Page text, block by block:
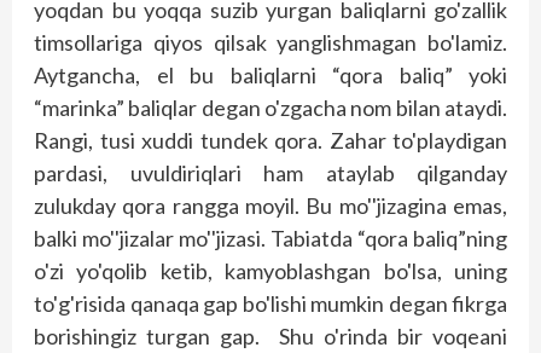
yoqdan bu yoqqa suzib yurgan baliqlarni go'zallik
timsollariga qiyos qilsak yanglishmagan bo'lamiz.
Aytgancha, el bu baliqlarni “qora baliq” yoki
“marinka” baliqlar degan o'zgacha nom bilan ataydi.
Rangi, tusi xuddi tundek qora. Zahar to'playdigan
pardasi, uvuldiriqlari ham ataylab qilganday
zulukday qora rangga moyil. Bu mo''jizagina emas,
balki mo''jizalar mo''jizasi. Tabiatda “qora baliq”ning
o'zi yo'qolib ketib, kamyoblashgan bo'lsa, uning
to'g'risida qanaqa gap bo'lishi mumkin degan fikrga
borishingiz turgan gap. Shu o'rinda bir voqeani